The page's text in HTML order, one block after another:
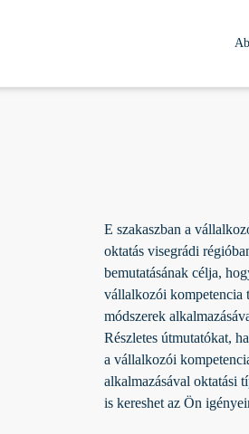
E szakaszban a
oktatás visegrádi
bemutatásának célja,
vállalkozói kompetencia
módszerek
Részletes útmutatókat,
a vállalkozói
alkalmazásával oktatási
is kereshet az Ön